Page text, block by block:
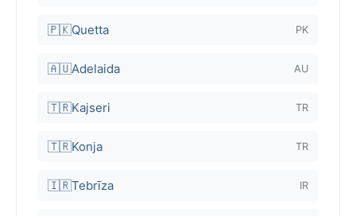
🇵🇰Quetta PK
🇦🇺Adelaida AU
🇹🇷Kajseri TR
🇹🇷Konja TR
🇮🇷Tebrīza IR